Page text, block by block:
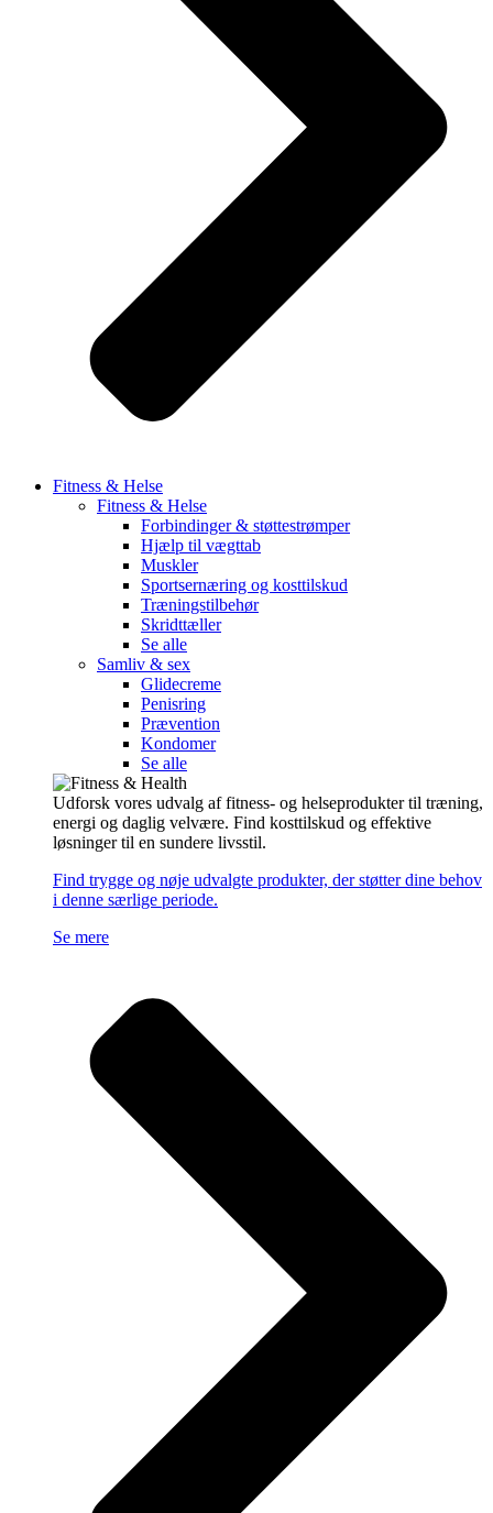
Fitness & Helse
Fitness & Helse
Forbindinger & støttestrømper
Hjælp til vægttab
Muskler
Sportsernæring og kosttilskud
Træningstilbehør
Skridttæller
Se alle
Samliv & sex
Glidecreme
Penisring
Prævention
Kondomer
Se alle
Udforsk vores udvalg af fitness- og helseprodukter til træning,
energi og daglig velvære. Find kosttilskud og effektive
løsninger til en sundere livsstil.
Find trygge og nøje udvalgte produkter, der støtter dine behov
i denne særlige periode.
Se mere